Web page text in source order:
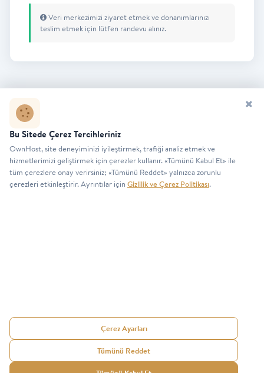
Veri merkezimizi ziyaret etmek ve donanımlarınızı
teslim etmek için lütfen randevu alınız.
ve responsible disclosure süreçlerimizi inceleyin.
Güvenlik Politikası
Kullanıcı Hizmet ve Satış Sözleşmesi
Gizlilik ve Güvenlik Politikası
—
llms.txt (AI)
© 2026 OwnHost
İnternet Hizmetleri.
Tüm hakları
Bu Sitede Çerez Tercihleriniz
OwnHost, site deneyiminizi iyileştirmek, trafiği analiz etmek ve
hizmetlerimizi geliştirmek için çerezler kullanır. «Tümünü Kabul Et» ile
tüm çerezlere onay verirsiniz; «Tümünü Reddet» yalnızca zorunlu
çerezleri etkinleştirir. Ayrıntılar için Gizlilik ve Çerez Politikası.
Çerez Ayarları
Tümünü Reddet